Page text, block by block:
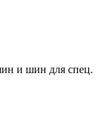
и шин для спец.